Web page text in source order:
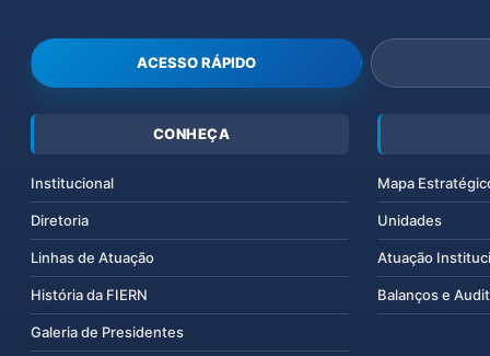
ACESSO RÁPIDO
CONHEÇA
Institucional
Diretoria
Linhas de Atuação
História da FIERN
Galeria de Presidentes
Mapa
Unidades
Atuação
Balanços e